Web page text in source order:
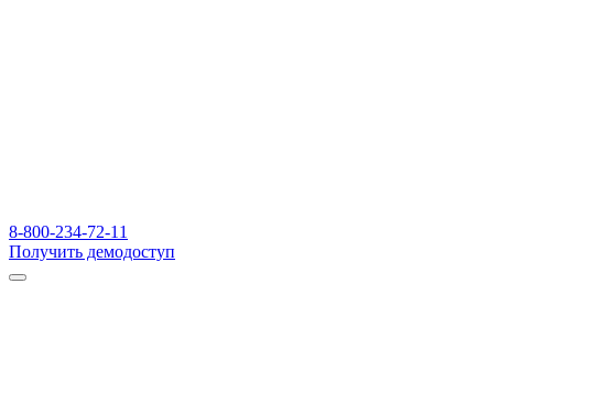
8-800-234-72-11
Получить демодоступ